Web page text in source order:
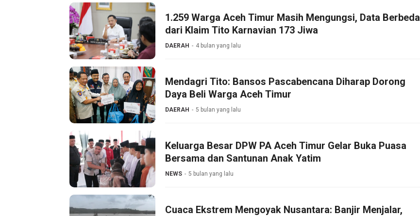
1.259 Warga Aceh Timur Masih Mengungsi, Data Berbeda
dari Klaim Tito Karnavian 173 Jiwa
DAERAH 4 bulan yang lalu
Mendagri Tito: Bansos Pascabencana Diharap Dorong
Daya Beli Warga Aceh Timur
DAERAH 5 bulan yang lalu
Keluarga Besar DPW PA Aceh Timur Gelar Buka Puasa
Bersama dan Santunan Anak Yatim
NEWS 5 bulan yang lalu
Cuaca Ekstrem Mengoyak Nusantara: Banjir Menjalar,